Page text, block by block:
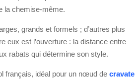
la chemise-même.
grands et formels ; d’autres plus
eux est l’ouverture : la distance entre
rabats qui détermine son style.
français, idéal pour un nœud de cravate